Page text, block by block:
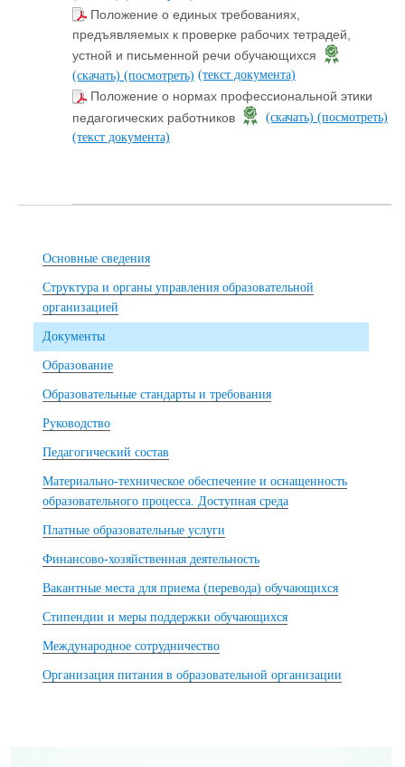
Положение о единых требованиях,
предъявляемых к проверке рабочих тетрадей,
устной и письменной речи обучающихся
(скачать) (посмотреть) (текст документа)
Положение о нормах профессиональной этики
педагогических работников
(скачать) (посмотреть)
(текст документа)
Основные сведения
Структура и органы управления образовательной
организацией
Документы
Образование
Образовательные стандарты и требования
Руководство
Педагогический состав
Материально-техническое обеспечение и оснащенность
образовательного процесса. Доступная среда
Платные образовательные услуги
Финансово-хозяйственная деятельность
Вакантные места для приема (перевода) обучающихся
Стипендии и меры поддержки обучающихся
Международное сотрудничество
Организация питания в образовательной организации